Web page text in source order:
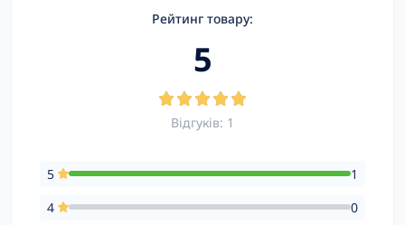
Рейтинг товару:
5
Відгуків: 1
5
1
4
0